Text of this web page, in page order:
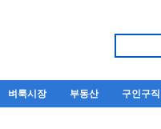
벼룩시장 부동산 구인구직